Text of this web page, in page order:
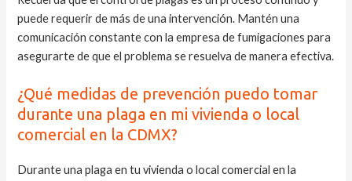
puede requerir de más de una intervención. Mantén una
comunicación constante con la empresa de fumigaciones para
asegurarte de que el problema se resuelva de manera efectiva.
¿Qué medidas de prevención puedo tomar
durante una plaga en mi vivienda o local
comercial en la CDMX?
Durante una plaga en tu vivienda o local comercial en la